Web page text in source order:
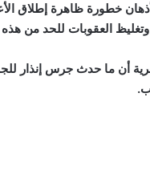
خطورة ظاهرة إطلاق
العقوبات للحد من
أن ما حدث جرس إنذار